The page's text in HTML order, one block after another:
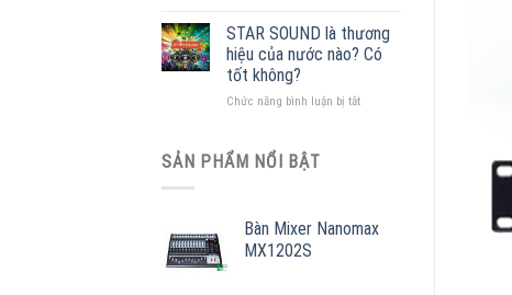
55
mẫu
loa
rẻ
báo]
Lịch
nghỉ
Nguyên
Audio
STAR SOUND là thương
hiệu của nước nào? Có
tốt không?
Chức năng bình luận bị tắtở
nước
SẢN PHẨM NỔI BẬT
Bàn Mixer Nanomax
MX1202S